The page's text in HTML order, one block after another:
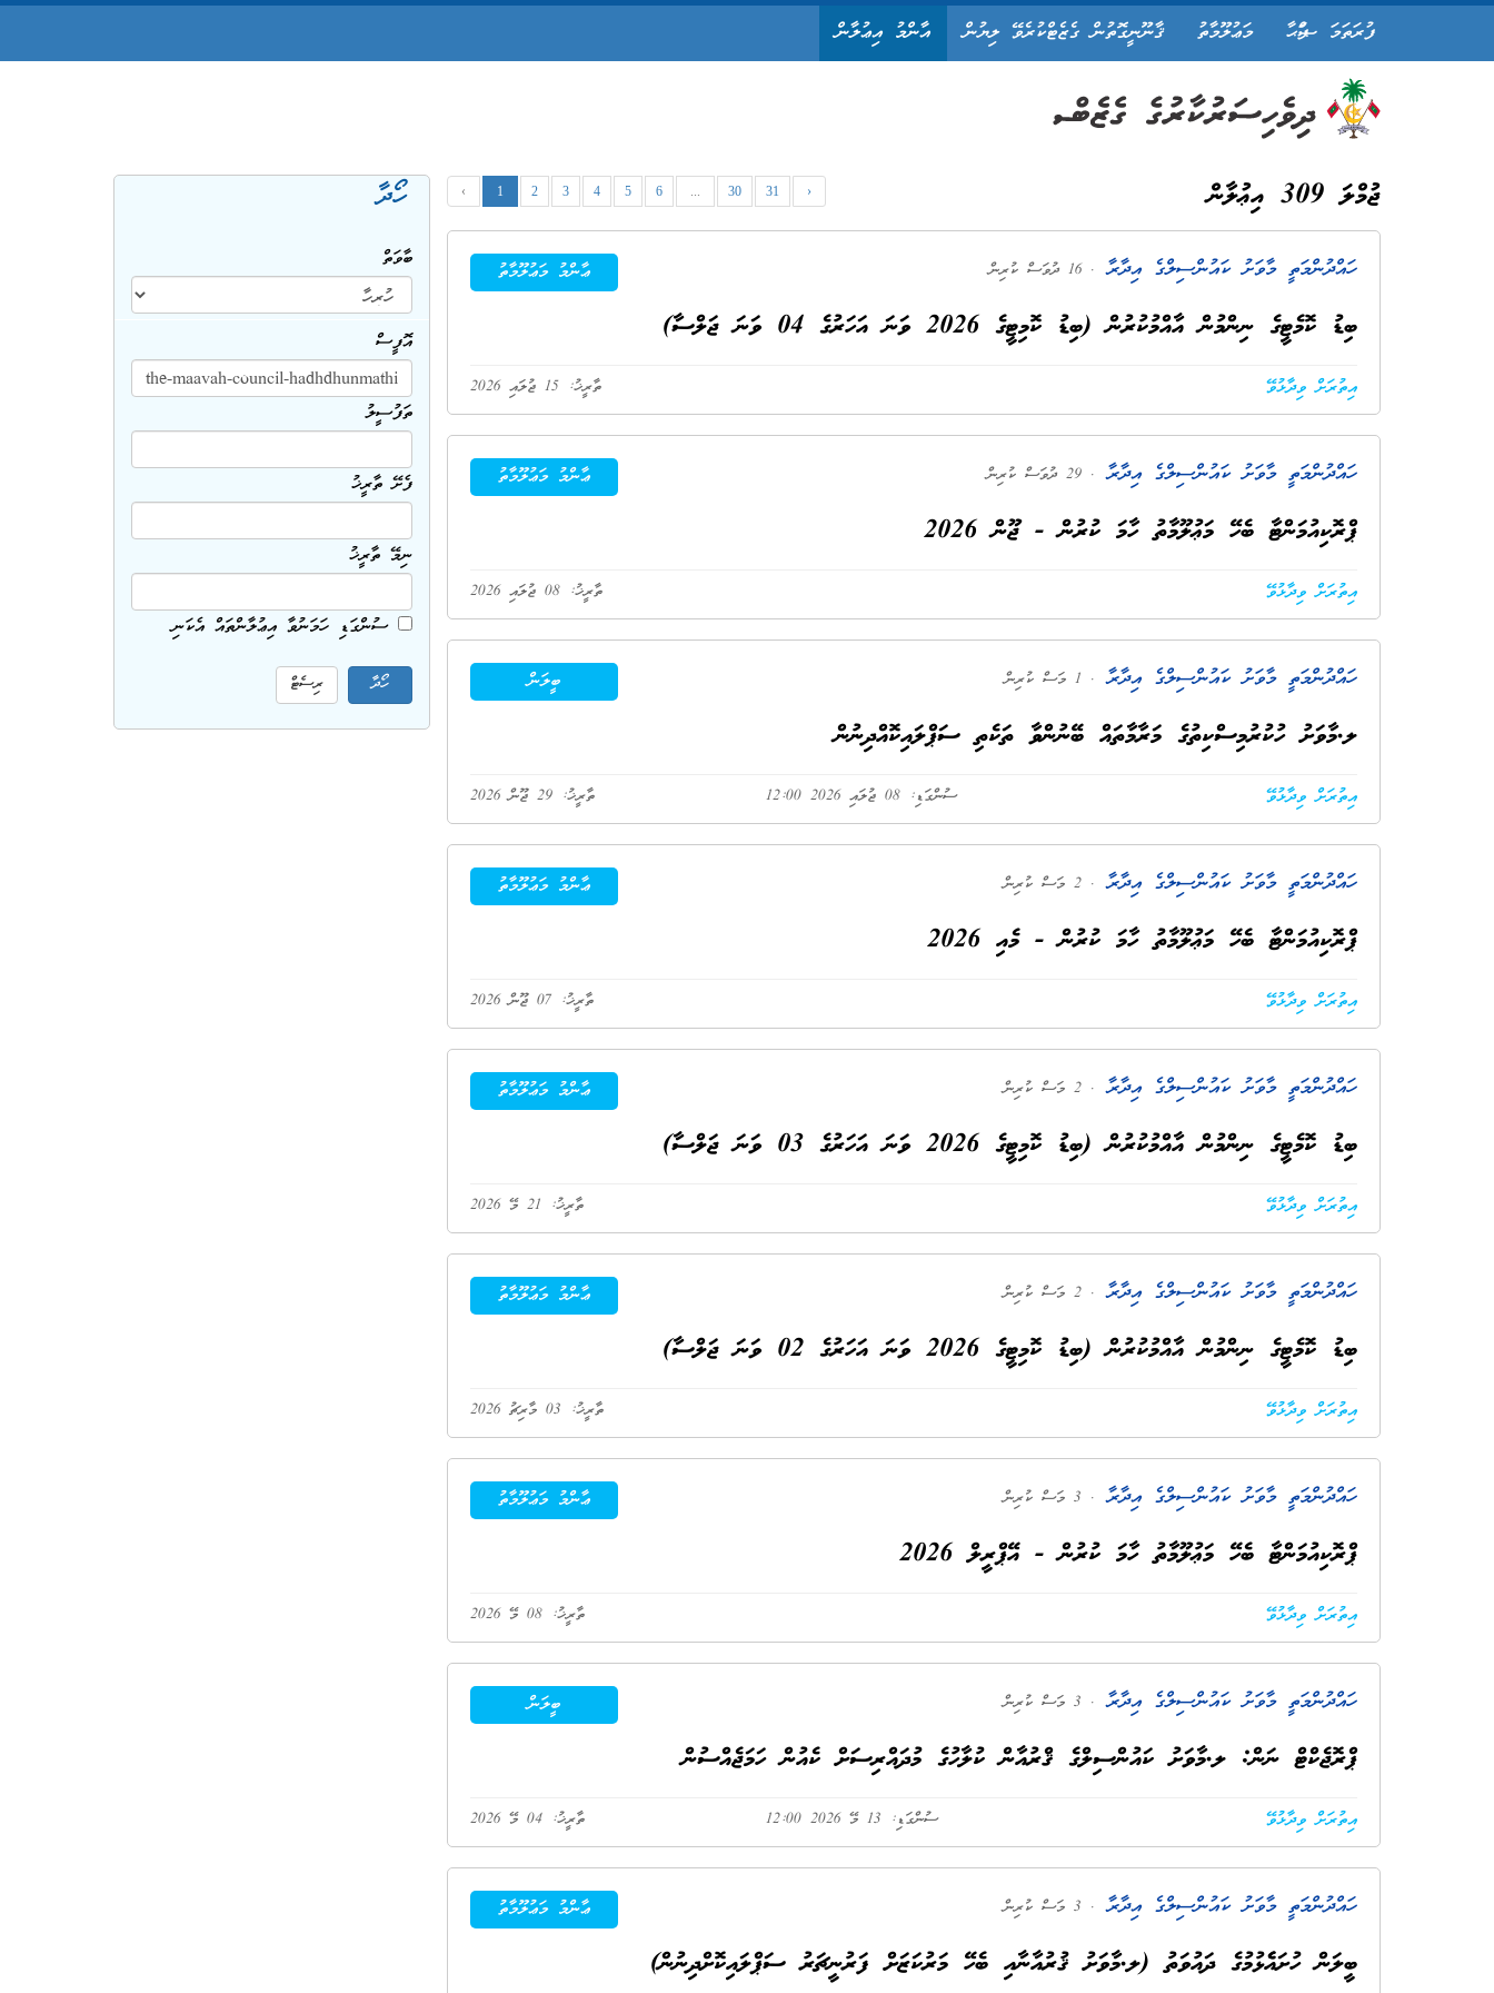
ފުރަތަމަ ޞަފްޙާ މަޢުލޫމާތު ޤާނޫނީގޮތުން ގެޒެޓްކުރެވޭ ލިޔުން އާންމު އިޢުލާން
ހޯދާ
ބާވަތް
އޮފީސް
ތަފުސީލު
ފެށޭ ތާރީޚު
ނިމޭ ތާރީޚު
ސުންގަޑި ހަމަނުވާ އިޢުލާންތައް އެކަނި
ޖުމްލަ 309 އިޢުލާން ‹ 1 2 3 4 5 6 ... 30 31 ›
ޢާންމު މަޢުލޫމާތު ހައްދުންމަތީ މާވަށު ކައުންސިލްގެ އިދާރާ . 16 ދުވަސް ކުރިން
ބިޑު ކޮމެޓީގެ ނިންމުން އާއްމުކުރުން (ބިޑު ކޮމިޓީގެ 2026 ވަނަ އަހަރުގެ 04 ވަނަ ޖަލްސާ)
ތާރީޚު: 15 ޖުލައި 2026 އިތުރަށް ވިދާޅުވޭ
ޢާންމު މަޢުލޫމާތު ހައްދުންމަތީ މާވަށު ކައުންސިލްގެ އިދާރާ . 29 ދުވަސް ކުރިން
ޕްރޮކިއުމަންޓާ ބެހޭ މަޢުލޫމާތު ހާމަ ކުރުން - ޖޫން 2026
ތާރީޚު: 08 ޖުލައި 2026 އިތުރަށް ވިދާޅުވޭ
ބީލަން ހައްދުންމަތީ މާވަށު ކައުންސިލްގެ އިދާރާ . 1 މަސް ކުރިން
ލ.މާވަށު ހުކުރުމިސްކިތުގެ މަރާމާތައް ބޭނުންވާ ތަކެތި ސަޕްލައިކޮއްދިނުން
ތާރީޚު: 29 ޖޫން 2026 ސުންގަޑި: 08 ޖުލައި 2026 12:00 އިތުރަށް ވިދާޅުވޭ
ޢާންމު މަޢުލޫމާތު ހައްދުންމަތީ މާވަށު ކައުންސިލްގެ އިދާރާ . 2 މަސް ކުރިން
ޕްރޮކިއުމަންޓާ ބެހޭ މަޢުލޫމާތު ހާމަ ކުރުން - މެއި 2026
ތާރީޚު: 07 ޖޫން 2026 އިތުރަށް ވިދާޅުވޭ
ޢާންމު މަޢުލޫމާތު ހައްދުންމަތީ މާވަށު ކައުންސިލްގެ އިދާރާ . 2 މަސް ކުރިން
ބިޑު ކޮމެޓީގެ ނިންމުން އާއްމުކުރުން (ބިޑު ކޮމިޓީގެ 2026 ވަނަ އަހަރުގެ 03 ވަނަ ޖަލްސާ)
ތާރީޚު: 21 މޭ 2026 އިތުރަށް ވިދާޅުވޭ
ޢާންމު މަޢުލޫމާތު ހައްދުންމަތީ މާވަށު ކައުންސިލްގެ އިދާރާ . 2 މަސް ކުރިން
ބިޑު ކޮމެޓީގެ ނިންމުން އާއްމުކުރުން (ބިޑު ކޮމިޓީގެ 2026 ވަނަ އަހަރުގެ 02 ވަނަ ޖަލްސާ)
ތާރީޚު: 03 މާރިޗު 2026 އިތުރަށް ވިދާޅުވޭ
ޢާންމު މަޢުލޫމާތު ހައްދުންމަތީ މާވަށު ކައުންސިލްގެ އިދާރާ . 3 މަސް ކުރިން
ޕްރޮކިއުމަންޓާ ބެހޭ މަޢުލޫމާތު ހާމަ ކުރުން - އޭޕްރީލް 2026
ތާރީޚު: 08 މޭ 2026 އިތުރަށް ވިދާޅުވޭ
ބީލަން ހައްދުންމަތީ މާވަށު ކައުންސިލްގެ އިދާރާ . 3 މަސް ކުރިން
ޕްރޮޖެކްޓް ނަން: ލ.މާވަށު ކައުންސިލްގެ ޤްރުއާން ކުލާހުގެ މުދައްރިސަށް ކެއުން ހަމަޖެއްސުން
ތާރީޚު: 04 މޭ 2026 ސުންގަޑި: 13 މޭ 2026 12:00 އިތުރަށް ވިދާޅުވޭ
ޢާންމު މަޢުލޫމާތު ހައްދުންމަތީ މާވަށު ކައުންސިލްގެ އިދާރާ . 3 މަސް ކުރިން
ބީލަން ހުށައެެޅުމުގެ ދައުވަތު (ލ.މާވަށު ޤުރުއާނާއި ބެހޭ މަރުކަޒަށް ފަރުނީޗަރު ސަޕްލައިކޮށްދިނުން)